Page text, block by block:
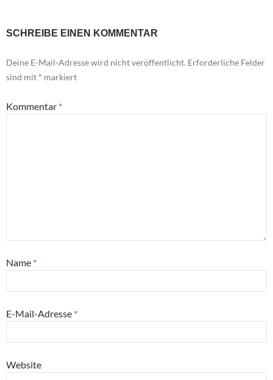
SCHREIBE EINEN KOMMENTAR
Deine E-Mail-Adresse wird nicht veröffentlicht. Erforderliche Felder
sind mit * markiert
Kommentar *
Name *
E-Mail-Adresse *
Website